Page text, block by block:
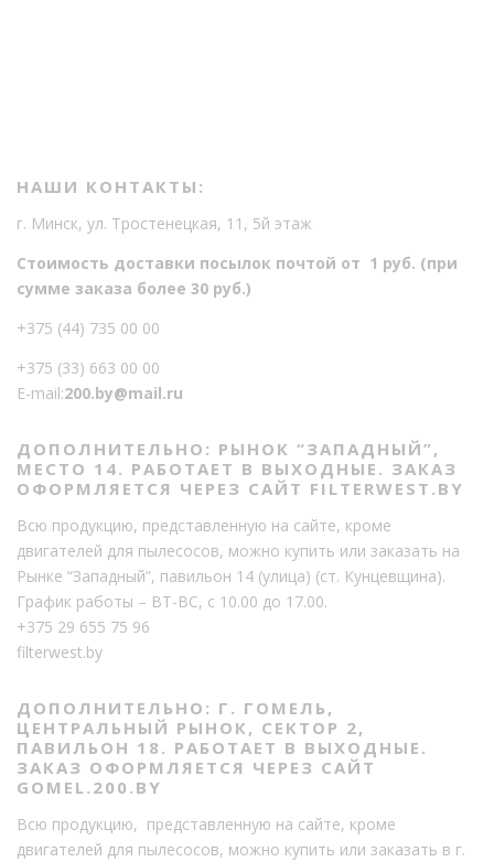
НАШИ КОНТАКТЫ:
г. Минск, ул. Тростенецкая, 11, 5й этаж
Стоимость доставки посылок почтой от 1 руб. (при
сумме заказа более 30 руб.)
+375 (44) 735 00 00
+375 (33) 663 00 00
E-mail:200.by@mail.ru
ДОПОЛНИТЕЛЬНО: РЫНОК “ЗАПАДНЫЙ”,
МЕСТО 14. РАБОТАЕТ В ВЫХОДНЫЕ. ЗАКАЗ
ОФОРМЛЯЕТСЯ ЧЕРЕЗ САЙТ FILTERWEST.BY
Всю продукцию, представленную на сайте, кроме
двигателей для пылесосов, можно купить или заказать на
Рынке “Западный”, павильон 14 (улица) (ст. Кунцевщина).
График работы – ВТ-ВС, с 10.00 до 17.00.
+375 29 655 75 96
filterwest.by
ДОПОЛНИТЕЛЬНО: Г. ГОМЕЛЬ,
ЦЕНТРАЛЬНЫЙ РЫНОК, СЕКТОР 2,
ПАВИЛЬОН 18. РАБОТАЕТ В ВЫХОДНЫЕ.
ЗАКАЗ ОФОРМЛЯЕТСЯ ЧЕРЕЗ САЙТ
GOMEL.200.BY
Всю продукцию, представленную на сайте, кроме
двигателей для пылесосов, можно купить или заказать в г.